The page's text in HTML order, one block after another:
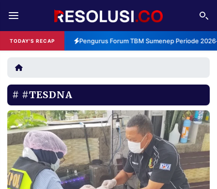
TODAY'S RECAP Pengurus Forum TBM Sumenep Periode
REDAKSI TENTANG
RESOLUSI IKLAN
RUBRIKASI
EDITORIAL AKSARA
FINANSIA PERSONA
DAERAH NASIONAL
MANCA SPORT
#TESDNA